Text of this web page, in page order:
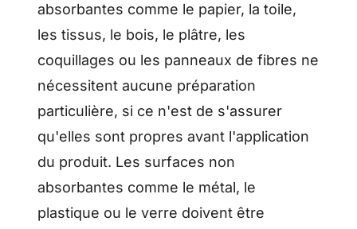
absorbantes comme le papier, la toile,
les tissus, le bois, le plâtre, les
coquillages ou les panneaux de fibres ne
nécessitent aucune préparation
particulière, si ce n'est de s'assurer
qu'elles sont propres avant l'application
du produit. Les surfaces non
absorbantes comme le métal, le
plastique ou le verre doivent être